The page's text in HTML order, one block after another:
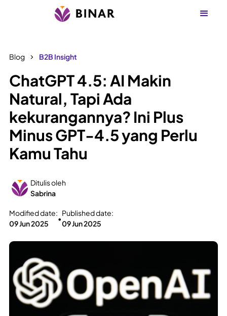
Blog B2B Insight
ChatGPT 4.5: AI Makin
Natural, Tapi Ada
kekurangannya? Ini Plus
Minus GPT-4.5 yang Perlu
Kamu Tahu
Ditulis oleh
Sabrina
Modified date:
09 Jun 2025
•
Published date:
09 Jun 2025